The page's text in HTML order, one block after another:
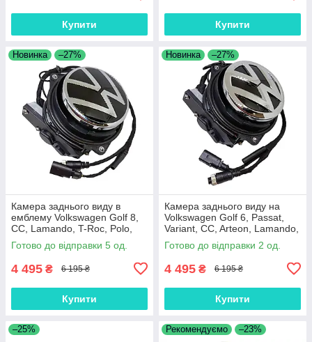
Купити Купити
Новинка –27%
Камера заднього виду в
емблему Volkswagen Golf 8,
CC, Lamando, T-Roc, Polo,
Arteon, Beetle AHD1080P,
CVBS Gold Fisheye
Готово до відправки 5 од.
4 495 ₴ 6 195 ₴
Купити
Новинка –27%
Камера заднього виду на
Volkswagen Golf 6, Passat,
Variant, CC, Arteon, Lamando,
Beetle, T-Roc,Eos, Polo
AHD1080P CVBS Gold Fishey
Готово до відправки 2 од.
4 495 ₴ 6 195 ₴
Купити
–25% Рекомендуємо –23%